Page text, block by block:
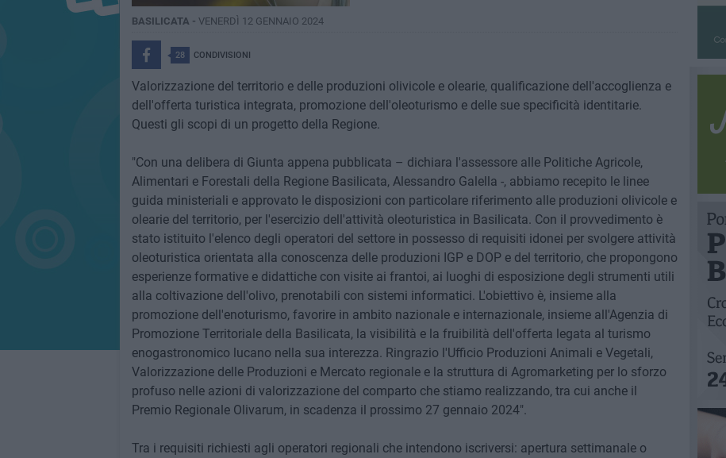
BASILICATA - VENERDÌ 12 GENNAIO 2024
28 CONDIVISIONI
Valorizzazione del territorio e delle produzioni olivicole e olearie, qualificazione dell'accoglienza e
dell'offerta turistica integrata, promozione dell'oleoturismo e delle sue specificità identitarie.
Questi gli scopi di un progetto della Regione.
"Con una delibera di Giunta appena pubblicata – dichiara l'assessore alle Politiche Agricole,
Alimentari e Forestali della Regione Basilicata, Alessandro Galella -, abbiamo recepito le linee
guida ministeriali e approvato le disposizioni con particolare riferimento alle produzioni olivicole e
olearie del territorio, per l'esercizio dell'attività oleoturistica in Basilicata. Con il provvedimento è
stato istituito l'elenco degli operatori del settore in possesso di requisiti idonei per svolgere attività
oleoturistica orientata alla conoscenza delle produzioni IGP e DOP e del territorio, che propongono
esperienze formative e didattiche con visite ai frantoi, ai luoghi di esposizione degli strumenti utili
alla coltivazione dell'olivo, prenotabili con sistemi informatici. L'obiettivo è, insieme alla
promozione dell'enoturismo, favorire in ambito nazionale e internazionale, insieme all'Agenzia di
Promozione Territoriale della Basilicata, la visibilità e la fruibilità dell'offerta legata al turismo
enogastronomico lucano nella sua interezza. Ringrazio l'Ufficio Produzioni Animali e Vegetali,
Valorizzazione delle Produzioni e Mercato regionale e la struttura di Agromarketing per lo sforzo
profuso nelle azioni di valorizzazione del comparto che stiamo realizzando, tra cui anche il
Premio Regionale Olivarum, in scadenza il prossimo 27 gennaio 2024".
Tra i requisiti richiesti agli operatori regionali che intendono iscriversi: apertura settimanale o